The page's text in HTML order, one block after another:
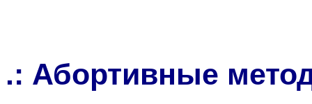
.: Абортивные